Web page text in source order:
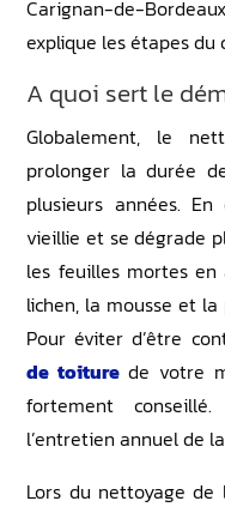
Carignan-de-
explique les étapes du
A quoi sert le
Globalement, le
prolonger la durée
plusieurs années.
vieillie et se dégrade
les feuilles mortes
lichen, la mousse et
Pour éviter d’être
de toiturede votre
fortement
l’entretien annuel de
Lors du nettoyage